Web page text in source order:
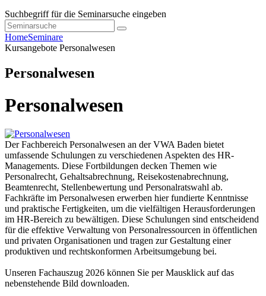
Suchbegriff für die Seminarsuche eingeben
HomeSeminare
Kursangebote Personalwesen
Personalwesen
Personalwesen
Der Fachbereich Personalwesen an der VWA Baden bietet
umfassende Schulungen zu verschiedenen Aspekten des HR-
Managements. Diese Fortbildungen decken Themen wie
Personalrecht, Gehaltsabrechnung, Reisekostenabrechnung,
Beamtenrecht, Stellenbewertung und Personalratswahl ab.
Fachkräfte im Personalwesen erwerben hier fundierte Kenntnisse
und praktische Fertigkeiten, um die vielfältigen Herausforderungen
im HR-Bereich zu bewältigen. Diese Schulungen sind entscheidend
für die effektive Verwaltung von Personalressourcen in öffentlichen
und privaten Organisationen und tragen zur Gestaltung einer
produktiven und rechtskonformen Arbeitsumgebung bei.
Unseren Fachauszug 2026 können Sie per Mausklick auf das
nebenstehende Bild downloaden.